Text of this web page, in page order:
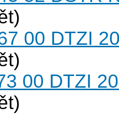
00 DTZI
00 DTZI